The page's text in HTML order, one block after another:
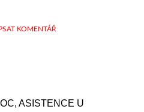
KOMENTÁŘ
ASISTENCE U